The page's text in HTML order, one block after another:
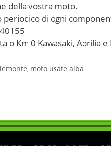
della vostra moto.
di ogni
o Km 0 Kawasaki, Aprilia
, moto usate alba